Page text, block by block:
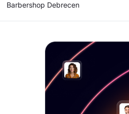
Barbershop Debrecen